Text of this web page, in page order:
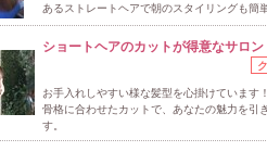
あるストレートヘアで朝のスタイリングも簡
ショートヘアのカットが得意なサロン
お手入れしやすい様な髪型を心掛けています
骨格に合わせたカットで、あなたの魅力を引
す。